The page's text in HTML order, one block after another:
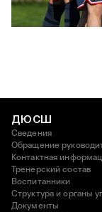
ЮФЛ: Московское
3 АВГУСТА 2026
ДЮСШ
Сведения
Обращение
Контактная
Тренерский состав
Воспитанники
Структура и органы
Документы